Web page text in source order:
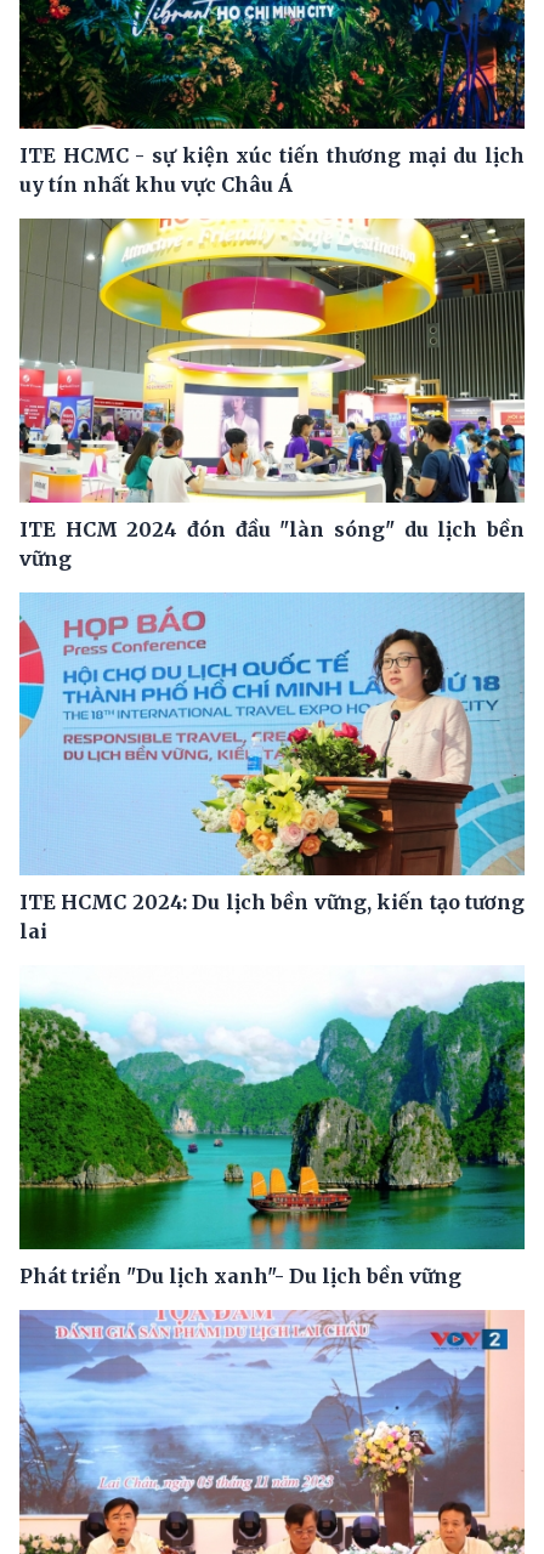
ITE HCMC - sự kiện xúc tiến thương mại du lịch
uy tín nhất khu vực Châu Á
ITE HCM 2024 đón đầu "làn sóng" du lịch bền
vững
ITE HCMC 2024: Du lịch bền vững, kiến tạo tương
lai
Phát triển "Du lịch xanh"- Du lịch bền vững